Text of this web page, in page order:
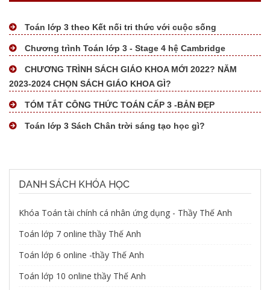
Toán lớp 3 theo Kết nối tri thức với cuộc sống
Chương trình Toán lớp 3 - Stage 4 hệ Cambridge
CHƯƠNG TRÌNH SÁCH GIÁO KHOA MỚI 2022? NĂM
2023-2024 CHỌN SÁCH GIÁO KHOA GÌ?
TÓM TẮT CÔNG THỨC TOÁN CẤP 3 -BẢN ĐẸP
Toán lớp 3 Sách Chân trời sáng tạo học gì?
DANH SÁCH KHÓA HỌC
Khóa Toán tài chính cá nhân ứng dụng - Thầy Thế Anh
Toán lớp 7 online thầy Thế Anh
Toán lớp 6 online -thầy Thế Anh
Toán lớp 10 online thầy Thế Anh